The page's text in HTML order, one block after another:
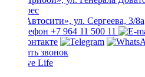
ТЦ «Автосити», ул. Сергеева, 3/
+7 964 11 500 11
Заказать звонок